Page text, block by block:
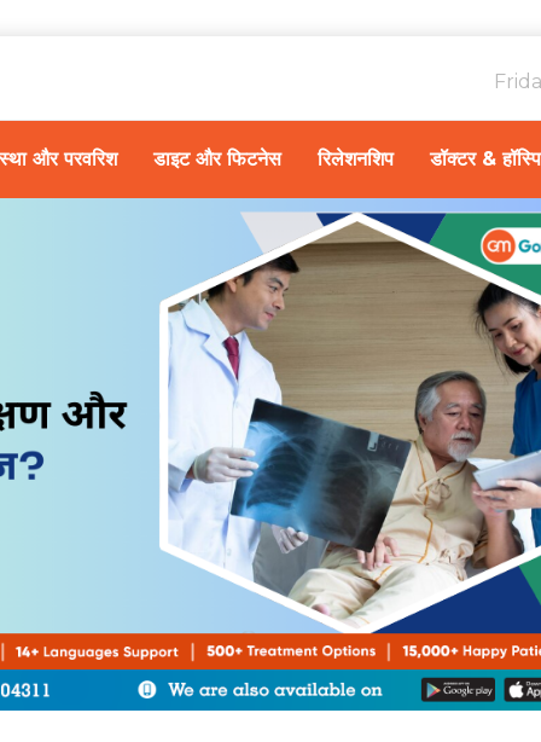
और परवरिश डाइट और फिटनेस रिलेशनशिप डॉक्टर &